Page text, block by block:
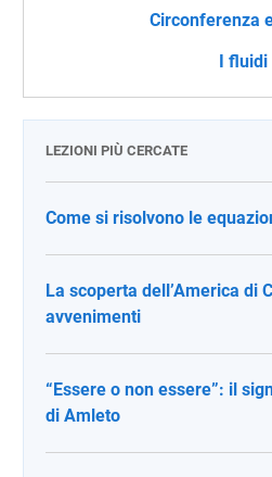
Circonferenza
I fluidi
LEZIONI PIÙ CERCATE
Come si risolvono le
La scoperta dell’America di
avvenimenti
“Essere o non essere”: il
di Amleto